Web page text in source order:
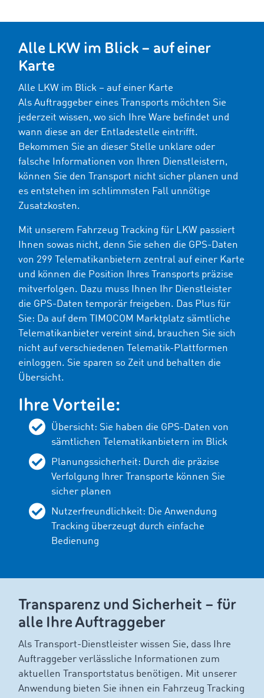
Alle LKW im Blick – auf einer
Karte
Alle LKW im Blick – auf einer Karte
Als Auftraggeber eines Transports möchten Sie
jederzeit wissen, wo sich Ihre Ware befindet und
wann diese an der Entladestelle eintrifft.
Bekommen Sie an dieser Stelle unklare oder
falsche Informationen von Ihren Dienstleistern,
können Sie den Transport nicht sicher planen und
es entstehen im schlimmsten Fall unnötige
Zusatzkosten.
Mit unserem Fahrzeug Tracking für LKW passiert
Ihnen sowas nicht, denn Sie sehen die GPS-Daten
von 299 Telematikanbietern zentral auf einer Karte
und können die Position Ihres Transports präzise
mitverfolgen. Dazu muss Ihnen Ihr Dienstleister
die GPS-Daten temporär freigeben. Das Plus für
Sie: Da auf dem TIMOCOM Marktplatz sämtliche
Telematikanbieter vereint sind, brauchen Sie sich
nicht auf verschiedenen Telematik-Plattformen
einloggen. Sie sparen so Zeit und behalten die
Übersicht.
Ihre Vorteile:
Übersicht: Sie haben die GPS-Daten von
sämtlichen Telematikanbietern im Blick
Planungssicherheit: Durch die präzise
Verfolgung Ihrer Transporte können Sie
sicher planen
Nutzerfreundlichkeit: Die Anwendung
Tracking überzeugt durch einfache
Bedienung
Transparenz und Sicherheit – für
alle Ihre Auftraggeber
Als Transport-Dienstleister wissen Sie, dass Ihre
Auftraggeber verlässliche Informationen zum
aktuellen Transportstatus benötigen. Mit unserer
Anwendung bieten Sie ihnen ein Fahrzeug Tracking